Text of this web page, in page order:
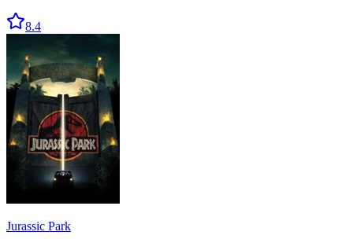
8.4
Jurassic Park